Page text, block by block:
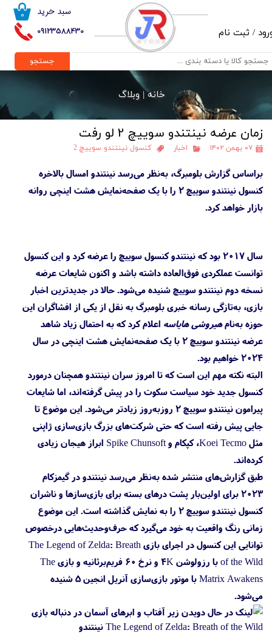
09123588430
۰ سبد خرید
/ ثبت نام
حساب کاربری من
تغییر گذر واژه
خروج از حساب کاربری
جستجو
خانه |وبلاگ
زمان عرضه نینتندو سوییچ 2 لو رفت
۰۷ بهمن ۱۴۰۲ اخبار کنسول نینتندو سوییچ 2
براساس گزارش بلومبرگ، به‌نظر می‌رسد نینتندو امسال بالاخره
کنسول نینتندو سوییچ 2 را با یک صفحه‌نمایش هشت اینچی روانه
بازار خواهد کرد.
سال ۲۰۱۷ بود که نینتندو کنسول سوییچ را عرضه کرد و این کنسول
توانست عملکردی فوق‌العاده داشته باشد و اکنون شایعات عرضه
نسخه دوم نینتندو سوییچ شنیده می‌شود. حالا در جدیدترین اخبار
بازی، به‌تازگی رسانه خبری بلومبرگ به نقل از یکی از افشاگران این
حوزه به‌نامهیروشی هایاسه اعلام کرد که به احتمال زیاد شاهد
عرضه نینتندو سوییچ 2 با یک صفحه‌نمایش هشت اینچی در سال
۲۰۲۴ خواهیم بود.
البته نکته مهم این است که تا امروز سران نینتندو همچنان درمورد
کنسول جدید خود سیاست سکوت را در پیش گرفته‌اند، اما شایعات
پیرامون نینتندو سوییچ 2 روزبه‌روز زیادتر می‌شود. این موضوع تا
جایی پیش رفته است که حتی شرکت‌های بزرگ بازی‌سازی ژاپنی
مثل Koei Tecmo، کپکام و Spike Chunsoft ابراز هیجان زیادی
کرده‌اند.
طبق گزارش‌های منتشر شده به‌نظر می‌رسد نینتندو در گیمزکام
۲۰۲۳ برای اولین‌بار پشت درهای بسته برای بازی‌سازها و ناشران
کنسول نینتندو سوییچ 2 را به نمایش گذاشته است. این موضوع
زمانی رنگ واقعیت به خود می‌گیرد که حرف‌وحدیث‌هایی درخصوص
توانایی این کنسول در اجرای بازی The Legend of Zelda: Breath
of the Wild با رزولوشن 4K و نرخ ۶۰ فریم‌برثانیه و بازی The
Matrix Awakens با موتور بازی‌سازی آنریل انجین 5 شنیده
می‌شود.